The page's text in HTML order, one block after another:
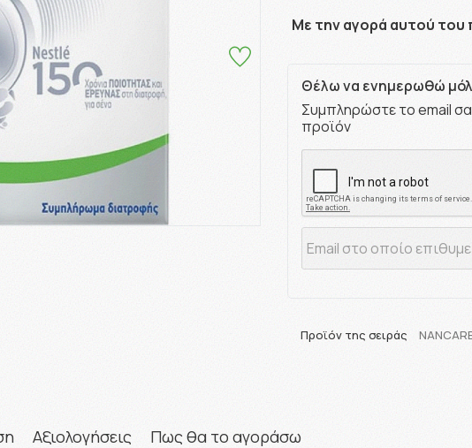
Με την αγορά αυτού του
Θέλω να ενημερωθώ
Συμπληρώστε το email
προϊόν
Προϊόν της σειράς
Αξιολογήσεις Πως θα το αγοράσω